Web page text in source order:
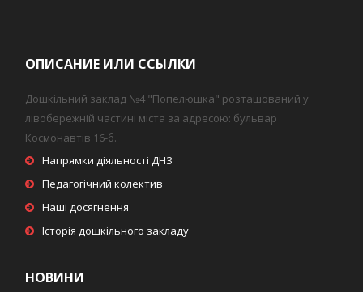
ОПИСАНИЕ ИЛИ ССЫЛКИ
Дошкільний заклад №4 "Попелюшка" розташований у
лівобережній частині міста за адресою: бульвар
Космонавтів 16-б.
Напрямки діяльності ДНЗ
Педагогічний колектив
Наші досягнення
Історія дошкільного закладу
НОВИНИ